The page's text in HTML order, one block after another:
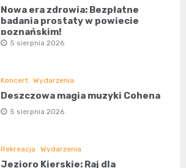
Nowa era zdrowia: Bezpłatne
badania prostaty w powiecie
poznańskim!
5 sierpnia 2026
Koncert Wydarzenia
Deszczowa magia muzyki Cohena
5 sierpnia 2026
Rekreacja Wydarzenia
Jezioro Kierskie: Raj dla